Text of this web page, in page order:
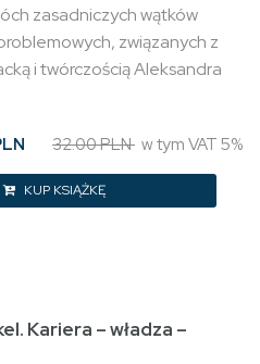
zasadniczych wątków
związanych z
i twórczością Aleksandra
32.00 PLN w tym VAT 5%
KUP KSIĄŻKĘ
Kariera – władza –